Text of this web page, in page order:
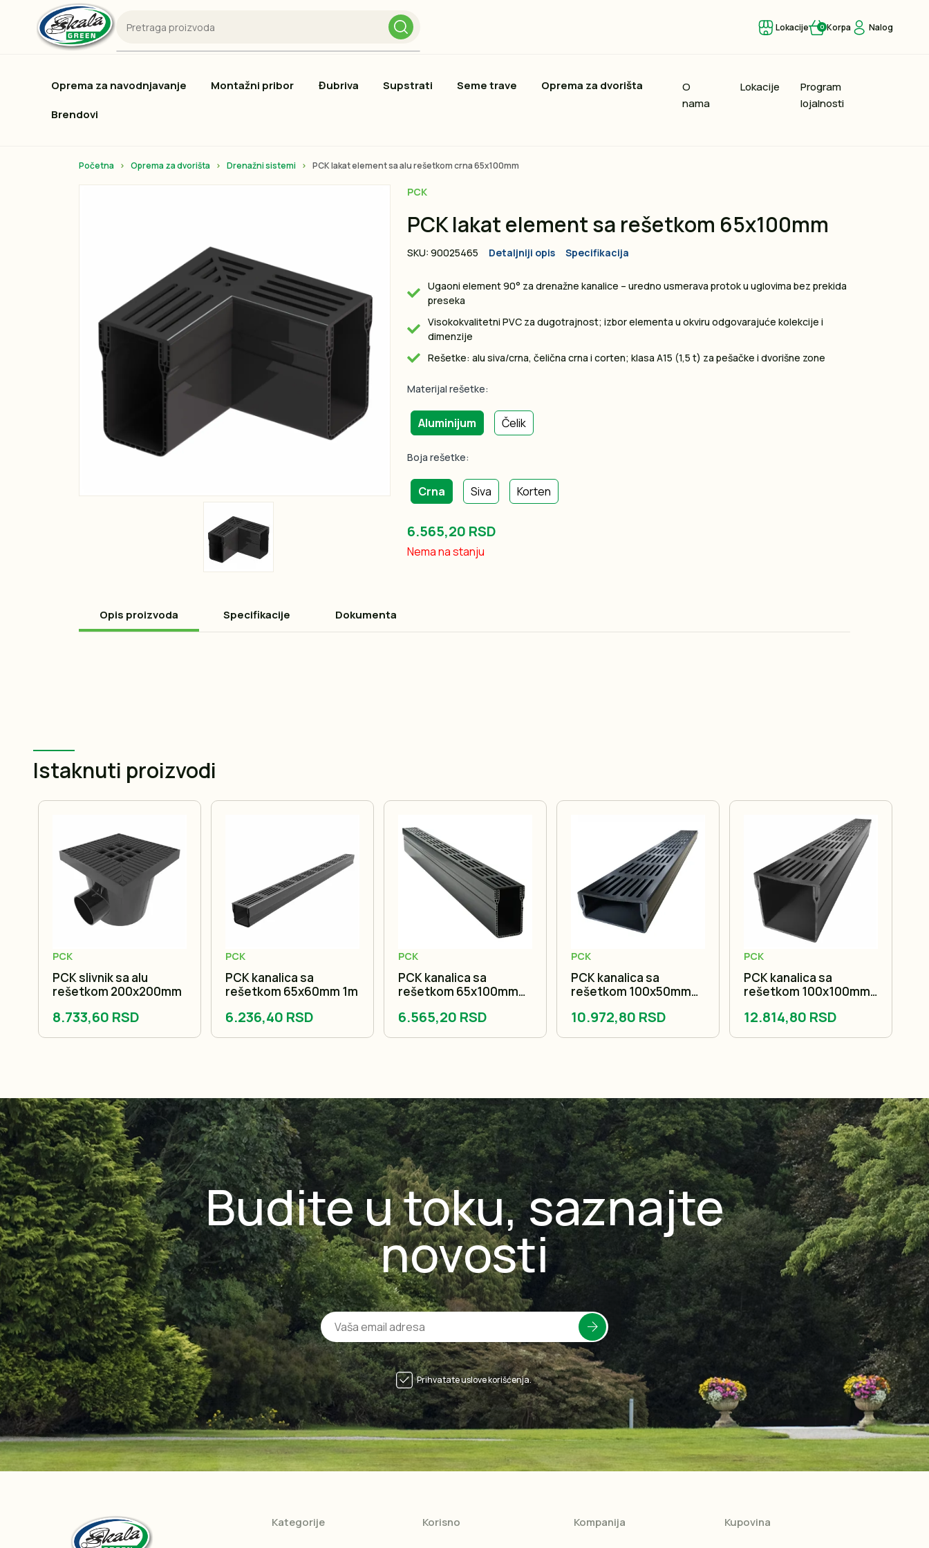
Lokacije 0 Korpa Nalog
Oprema za navodnjavanje Montažni pribor Đubriva Supstrati Seme trave
Oprema za dvorišta
Brendovi
O
nama
Lokacije
Program
lojalnosti
Početna Oprema za dvorišta Drenažni sistemi PCK lakat element sa alu rešetkom crna 65x100mm
PCK
PCK lakat element sa rešetkom 65x100mm
SKU: 90025465 Detaljniji opis Specifikacija
Ugaoni element 90° za drenažne kanalice – uredno usmerava protok u uglovima bez prekida
preseka
Visokokvalitetni PVC za dugotrajnost; izbor elementa u okviru odgovarajuće kolekcije i
dimenzije
Rešetke: alu siva/crna, čelična crna i corten; klasa A15 (1,5 t) za pešačke i dvorišne zone
Materijal rešetke:
Aluminijum Čelik
Boja rešetke:
Crna Siva Korten
6.565,20 RSD
Nema na stanju
Opis proizvoda Specifikacije Dokumenta
Istaknuti proizvodi
PCK
PCK slivnik sa alu
rešetkom 200x200mm
8.733,60 RSD
PCK
PCK kanalica sa
rešetkom 65x60mm 1m
6.236,40 RSD
PCK
PCK kanalica sa
rešetkom 65x100mm
6.565,20 RSD
PCK
PCK kanalica sa
rešetkom 100x50mm
10.972,80 RSD
PCK
PCK kanalica sa
rešetkom 100x100mm
12.814,80 RSD
Budite u toku, saznajte
novosti
Prihvatate uslove korišćenja.
Kategorije Korisno Kompanija Kupovina